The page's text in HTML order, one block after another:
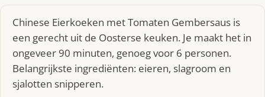
Chinese Eierkoeken met Tomaten Gembersaus is
een gerecht uit de Oosterse keuken. Je maakt het in
ongeveer 90 minuten, genoeg voor 6 personen.
Belangrijkste ingrediënten: eieren, slagroom en
sjalotten snipperen.